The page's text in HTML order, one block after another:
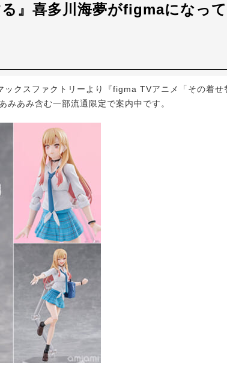
』喜多川海夢がfigmaになっ
クスファクトリーより『figma TVアニメ「その着せ
みあみ含む一部流通限定で案内中です。